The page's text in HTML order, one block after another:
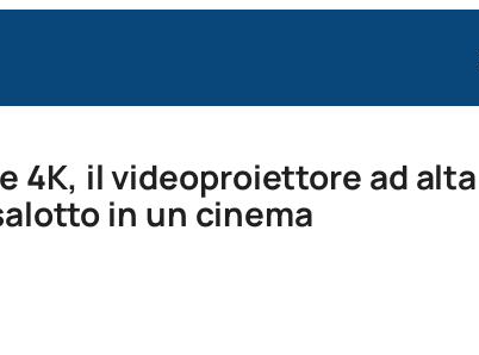
4K, il videoproiettore ad alta
in un cinema